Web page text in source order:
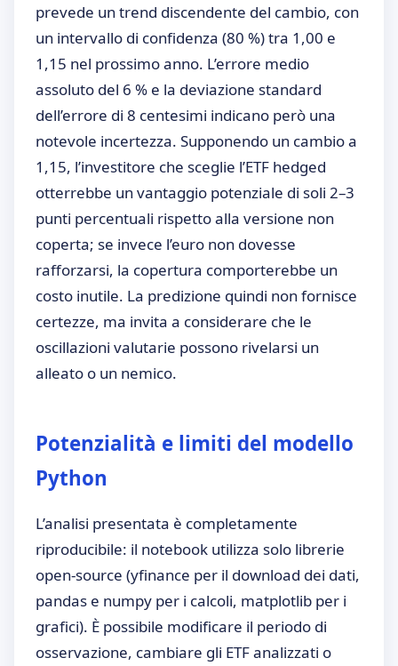
prevede un trend discendente del cambio, con
un intervallo di confidenza (80 %) tra 1,00 e
1,15 nel prossimo anno. L’errore medio
assoluto del 6 % e la deviazione standard
dell’errore di 8 centesimi indicano però una
notevole incertezza. Supponendo un cambio a
1,15, l’investitore che sceglie l’ETF hedged
otterrebbe un vantaggio potenziale di soli 2–3
punti percentuali rispetto alla versione non
coperta; se invece l’euro non dovesse
rafforzarsi, la copertura comporterebbe un
costo inutile. La predizione quindi non fornisce
certezze, ma invita a considerare che le
oscillazioni valutarie possono rivelarsi un
alleato o un nemico.
Potenzialità e limiti del modello
Python
L’analisi presentata è completamente
riproducibile: il notebook utilizza solo librerie
open-source (yfinance per il download dei dati,
pandas e numpy per i calcoli, matplotlib per i
grafici). È possibile modificare il periodo di
osservazione, cambiare gli ETF analizzati o